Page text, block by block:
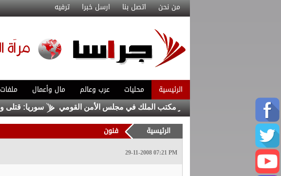
من نحن اتصل بنا ارسل خبرا ترفيه
الرئيسية محليات عرب وعالم مال وأعمال
رئيس الديوان الملكي ومدير مكتب الملك في مجلس الأمن القومي سوريا: قتلى
الرئيسية فنون
29-11-2008 07:21 PM